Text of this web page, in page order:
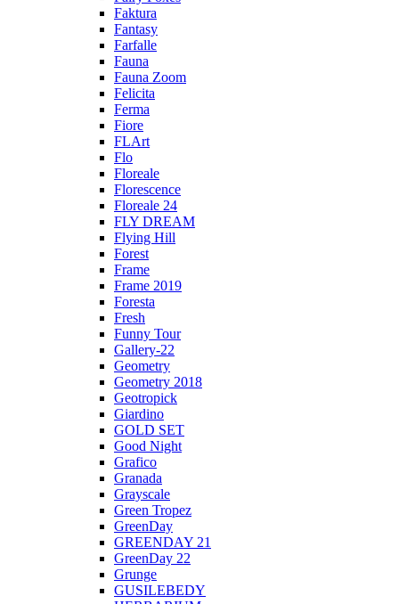
Faktura
Fantasy
Farfalle
Fauna
Fauna Zoom
Felicita
Ferma
Fiore
FLArt
Flo
Floreale
Florescence
Floreale 24
FLY DREAM
Flying Hill
Forest
Frame
Frame 2019
Foresta
Fresh
Funny Tour
Gallery-22
Geometry
Geometry 2018
Geotropick
Giardino
GOLD SET
Good Night
Grafico
Granada
Grayscale
Green Tropez
GreenDay
GREENDAY 21
GreenDay 22
Grunge
GUSILEBEDY